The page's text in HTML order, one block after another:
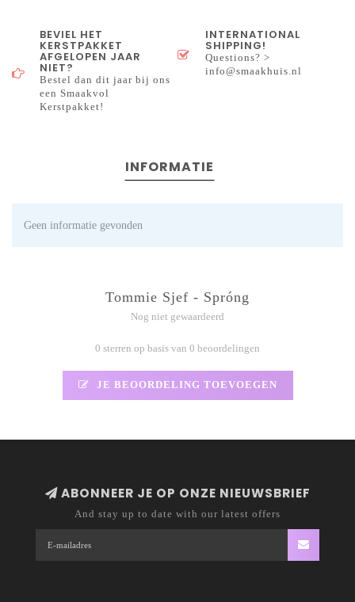
BEVIEL HET
KERSTPAKKET
AFGELOPEN JAAR
NIET?
Bestel dan dit jaar bij ons
een Smaakvol
Kerstpakket!
INTERNATIONAL
SHIPPING!
Questions? >
info@smaakhuis.nl
INFORMATIE
Geen informatie gevonden
Tommie Sjef - Spróng
Nog niet gewaardeerd
0 sterren op basis van 0 beoordelingen
JE BEOORDELING TOEVOEGEN
ABONNEER JE OP ONZE NIEUWSBRIEF
And stay up to date with our latest offers